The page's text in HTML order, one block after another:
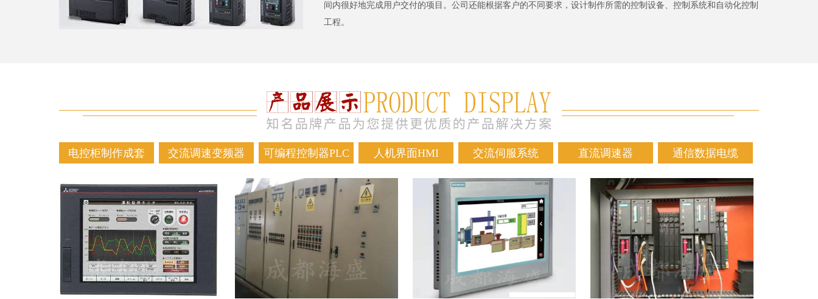
间内很好地完成用户交付的项目。公司还能根据客户的不同要求，设计制作所需的控制设备、控制系统和自动化控制
工程。
电控柜制作成套 交流调速变频器 可编程控制器PLC 人机界面HMI 交流伺服系统 直流调速器 通信数据电缆